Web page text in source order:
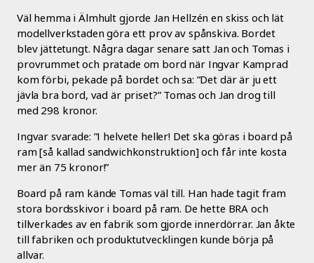
Väl hemma i Älmhult gjorde Jan Hellzén en skiss och lät
modellverkstaden göra ett prov av spånskiva. Bordet
blev jättetungt. Några dagar senare satt Jan och Tomas i
provrummet och pratade om bord när Ingvar Kamprad
kom förbi, pekade på bordet och sa: ”Det där är ju ett
jävla bra bord, vad är priset?” Tomas och Jan drog till
med 298 kronor.
Ingvar svarade: ”I helvete heller! Det ska göras i board på
ram [så kallad sandwichkonstruktion] och får inte kosta
mer än 75 kronor!”
Board på ram kände Tomas väl till. Han hade tagit fram
stora bordsskivor i board på ram. De hette BRA och
tillverkades av en fabrik som gjorde innerdörrar. Jan åkte
till fabriken och produktutvecklingen kunde börja på
allvar.